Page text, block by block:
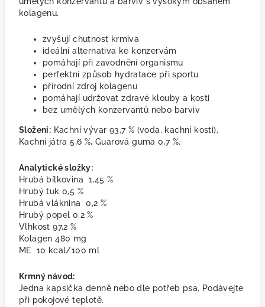
kolagenu.
zvyšují chutnost krmiva
ideální alternativa ke konzervám
pomáhají při zavodnění organismu
perfektní způsob hydratace při sportu
přírodní zdroj kolagenu
pomáhají udržovat zdravé klouby a kosti
bez umělých konzervantů nebo barviv
Složení: Kachní vývar 93,7 % (voda, kachní kosti),
Kachní játra 5,6 %, Guarová guma 0,7 %.
Analytické složky:
Hrubá bílkovina 1,45 %
Hrubý tuk 0,5 %
Hrubá vláknina 0,2 %
Hrubý popel 0,2 %
Vlhkost 97,2 %
Kolagen 480 mg
ME 10 kcal/100 ml
Krmný návod:
Jedna kapsička denně nebo dle potřeb psa. Podávejte
při pokojové teplotě.